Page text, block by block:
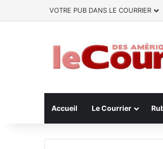
VOTRE PUB DANS LE COURRIER
Accueil Le Courrier